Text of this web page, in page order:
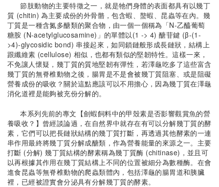
節肢動物的主要特徵之一，就是牠們身體的表面都具有以幾丁
質 (chitin) 為主要成份的外骨骼，包含蝦、螯蝦、昆蟲等在內。幾
丁質是一種含氮多醣類的聚合物，由一個一個稱為「N-乙醯葡萄
糖胺 (N-acetylglucosamine)」的單體以(1 -> 4) 醣苷鍵 (β-(1-
>4)-glycosidic bond) 串接起來，如同鎖鏈般形成長鏈狀，結構上
跟纖維素 (cellulose) 相似，也都有類似的堅韌特性。這樣一來，
不免讓人懷疑，幾丁質的質地堅韌有彈性，若澤龜吃多了這些富含
幾丁質的無脊椎動物之後，腸胃是不是會被幾丁質阻塞、或是阻礙
營養成份的吸收？關於這點應該可以不用擔心，因為幾丁質在澤龜
消化道裡是能夠被充份分解的。
本系列先前的專文【劍蝦飼料中的甲殼素是否影響觀賞魚的營
養吸收？】曾經談論過，在自然界中就存在有可以分解幾丁質的酵
素，它們可以把長鏈狀結構的幾丁質打斷，再透過其他酵素的一連
串作用最終將幾丁質分解成醣類，作為營養能量的來源之一。主要
打斷 (分解) 幾丁質結構的酵素稱為幾丁質酶 (chitinase)，並且可
以再根據其作用在幾丁質結構上不同的位置被細分為數種酶。在會
進食昆蟲等無脊椎動物的爬蟲類體內，包括澤龜的腸胃道和胰臟
裡，已經被證實會分泌具有分解幾丁質的酵素。